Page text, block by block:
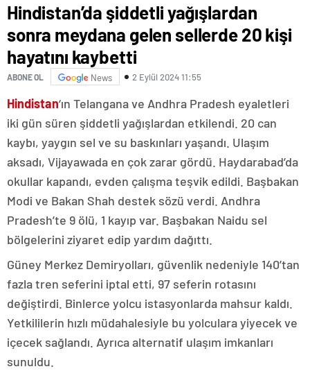
Hindistan’da şiddetli yağışlardan
sonra meydana gelen sellerde 20 kişi
hayatını kaybetti
ABONE OL News 2 Eylül 2024 11:55
Hindistan‘ın Telangana ve Andhra Pradesh eyaletleri
iki gün süren şiddetli yağışlardan etkilendi. 20 can
kaybı, yaygın sel ve su baskınları yaşandı. Ulaşım
aksadı, Vijayawada en çok zarar gördü. Haydarabad’da
okullar kapandı, evden çalışma teşvik edildi. Başbakan
Modi ve Bakan Shah destek sözü verdi. Andhra
Pradesh’te 9 ölü, 1 kayıp var. Başbakan Naidu sel
bölgelerini ziyaret edip yardım dağıttı.
Güney Merkez Demiryolları, güvenlik nedeniyle 140’tan
fazla tren seferini iptal etti, 97 seferin rotasını
değiştirdi. Binlerce yolcu istasyonlarda mahsur kaldı.
Yetkililerin hızlı müdahalesiyle bu yolculara yiyecek ve
içecek sağlandı. Ayrıca alternatif ulaşım imkanları
sunuldu.